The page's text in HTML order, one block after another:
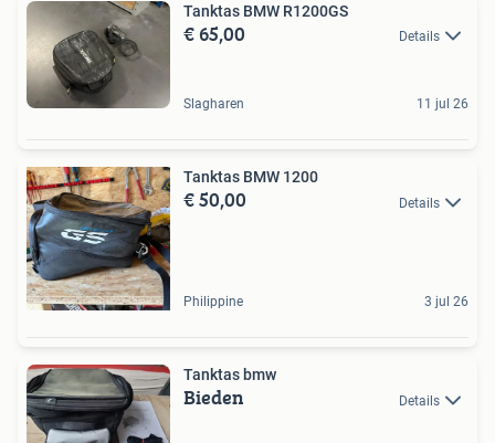
Tanktas BMW R1200GS
€ 65,00 Details
Slagharen 11 jul 26
Tanktas BMW 1200
€ 50,00 Details
Philippine 3 jul 26
Tanktas bmw
Bieden Details